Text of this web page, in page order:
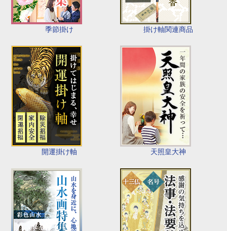
季節掛け 掛け軸関連商品
開運掛け軸 天照皇大神